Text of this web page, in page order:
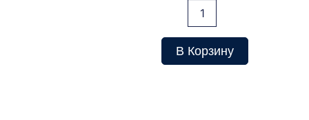
электромагнитный
ПМ12-
В Корзину